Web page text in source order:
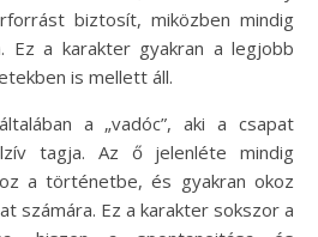
biztosít, miközben mindig
Ez a karakter gyakran a legjobb
is mellett áll.
a „vadóc”, aki a csapat
tagja. Az ő jelenléte mindig
a történetbe, és gyakran okoz
számára. Ez a karakter sokszor a